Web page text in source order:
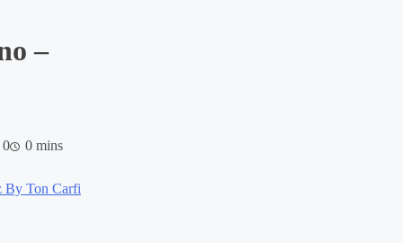
–
0 0 mins
By Ton Carfi